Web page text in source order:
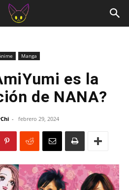
Manga
es la
de NANA?
- febrero 29, 2024